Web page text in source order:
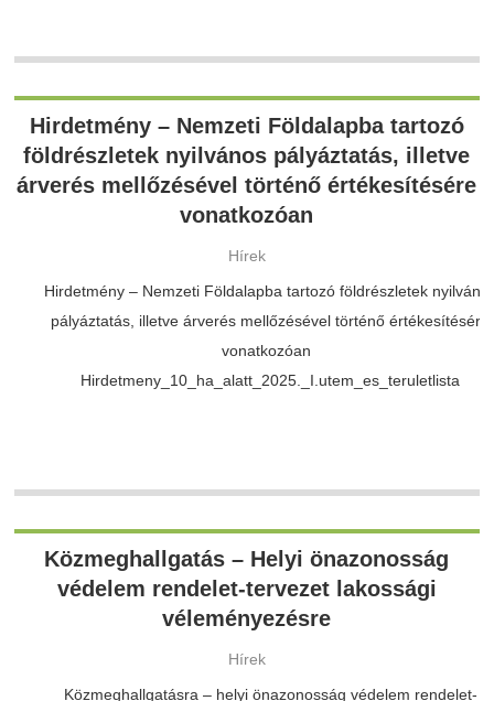
Hirdetmény – Nemzeti Földalapba tartozó
földrészletek nyilvános pályáztatás, illetve
árverés mellőzésével történő értékesítésére
vonatkozóan
Hírek
Hirdetmény – Nemzeti Földalapba tartozó földrészletek
pályáztatás, illetve árverés mellőzésével történő értékesítésére
vonatkozóan
Hirdetmeny_10_ha_alatt_2025._I.utem_es_teruletlista
Közmeghallgatás – Helyi önazonosság
védelem rendelet-tervezet lakossági
véleményezésre
Hírek
Közmeghallgatásra – helyi önazonosság védelem rendelet-